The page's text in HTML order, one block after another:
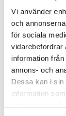
Vi använder
och
för sociala
vidarebefordrar
information
annons- och
Dessa kan i sin
information
Andra